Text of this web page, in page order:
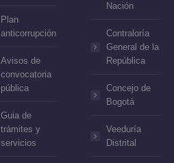
Plan
anticorrupción
Avisos de
convocatoria
pública
Guia de
trámites y
servicios
Nación
Contraloría
General de la
República
Concejo de
Bogotá
Veeduría
Distrital